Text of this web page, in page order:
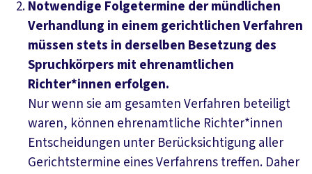
Notwendige Folgetermine der mündlichen
Verhandlung in einem gerichtlichen Verfahren
müssen stets in derselben Besetzung des
Spruchkörpers mit ehrenamtlichen
Richter*innen erfolgen.
Nur wenn sie am gesamten Verfahren beteiligt
waren, können ehrenamtliche Richter*innen
Entscheidungen unter Berücksichtigung aller
Gerichtstermine eines Verfahrens treffen. Daher